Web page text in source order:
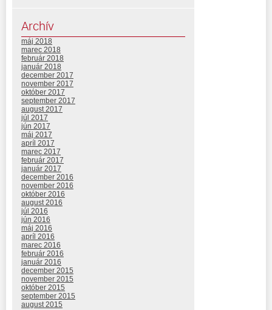
Archív
máj 2018
marec 2018
február 2018
január 2018
december 2017
november 2017
október 2017
september 2017
august 2017
júl 2017
jún 2017
máj 2017
apríl 2017
marec 2017
február 2017
január 2017
december 2016
november 2016
október 2016
august 2016
júl 2016
jún 2016
máj 2016
apríl 2016
marec 2016
február 2016
január 2016
december 2015
november 2015
október 2015
september 2015
august 2015